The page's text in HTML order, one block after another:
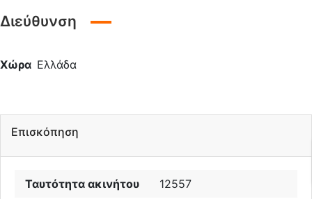
Διεύθυνση
Χώρα Ελλάδα
Επισκόπηση
Ταυτότητα ακινήτου
12557